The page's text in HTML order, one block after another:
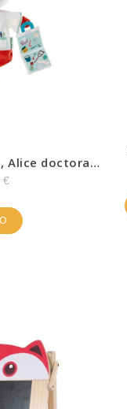
Alice doctora –
€